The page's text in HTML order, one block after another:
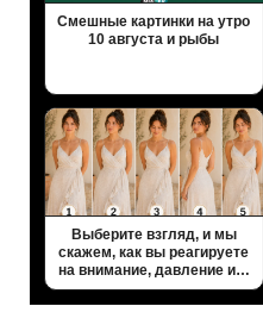
Смешные картинки на утро
10 августа и рыбы
Выберите взгляд, и мы
скажем, как вы реагируете
на внимание, давление и…